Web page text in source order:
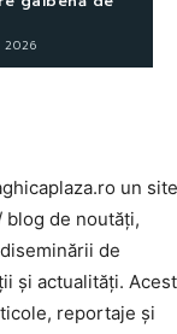
2026
un site
blog de noutăți,
de
și actualități.
reportaje și